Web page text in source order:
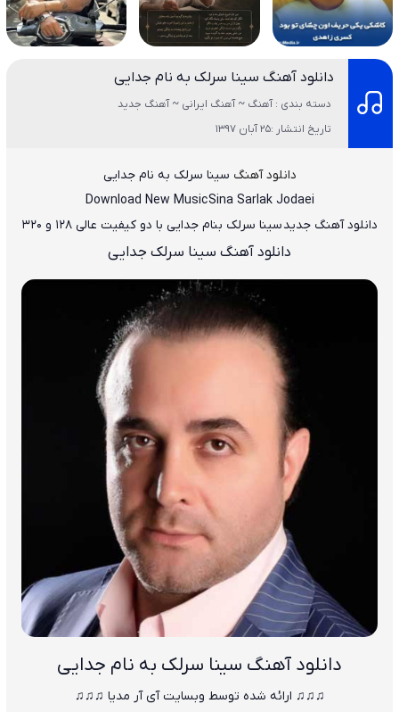
دانلود آهنگ سینا سرلک به نام جدایی
دسته بندی : آهنگ ~ آهنگ ایرانی ~ آهنگ جدید
تاریخ انتشار :25 آبان 1397
دانلود آهنگ سینا سرلک به نام جدایی
Download New MusicSina Sarlak Jodaei
دانلود آهنگ جدیدسینا سرلک بنام جدایی با دو کیفیت عالی ۱۲۸ و ۳۲۰
دانلود آهنگ سینا سرلک جدایی
دانلود آهنگ سینا سرلک به نام جدایی
♫♫♫ ارائه شده توسط وبسایت آی آر مدیا ♫♫♫